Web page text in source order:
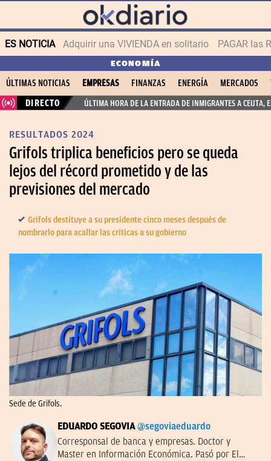
ES NOTICIA Adquirir una VIVIENDA en solitario PAGAR las
ECONOMÍA
ÚLTIMAS NOTICIAS EMPRESAS FINANZAS ENERGÍA MERCADOS
DIRECTO
ÚLTIMA HORA DE LA ENTRADA DE INMIGRANTES A CEUTA,
RESULTADOS 2024
Grifols triplica beneficios pero se queda
lejos del récord prometido y de las
previsiones del mercado
Grifols destituye a su presidente cinco meses después de
nombrarlo para acallar las críticas a su gobierno
Sede de Grifols.
EDUARDO SEGOVIA @segoviaeduardo
Corresponsal de banca y empresas. Doctor y
Master en Información Económica. Pasó por El